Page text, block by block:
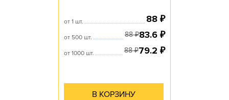
от 1 шт. 88 ₽
от 500 шт. 88₽83.6 ₽
от 1000 шт. 88₽79.2 ₽
В КОРЗИНУ